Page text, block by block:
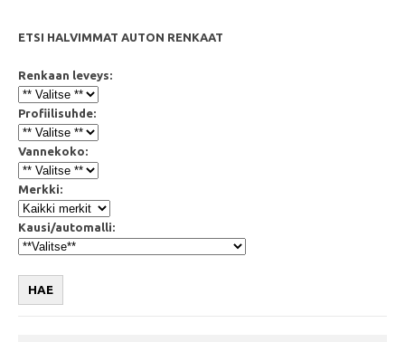
ETSI HALVIMMAT AUTON RENKAAT
Renkaan leveys:
Profiilisuhde:
Vannekoko:
Merkki:
Kausi/automalli:
HAE